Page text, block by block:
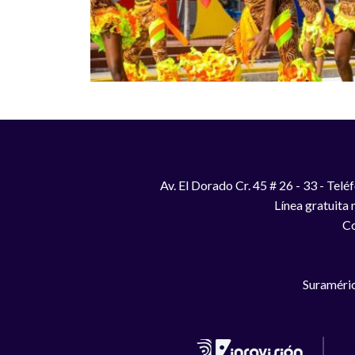
Av. El Dorado Cr. 45 # 26 - 33 -
Línea gratuita